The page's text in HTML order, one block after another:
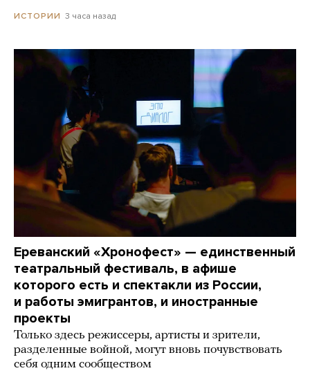
ИСТОРИИ 3 часа назад
Ереванский «Хронофест» — единственный
театральный фестиваль, в афише
которого есть и спектакли из России,
и работы эмигрантов, и иностранные
проекты
Только здесь режиссеры, артисты и зрители,
разделенные войной, могут вновь почувствовать
себя одним сообществом